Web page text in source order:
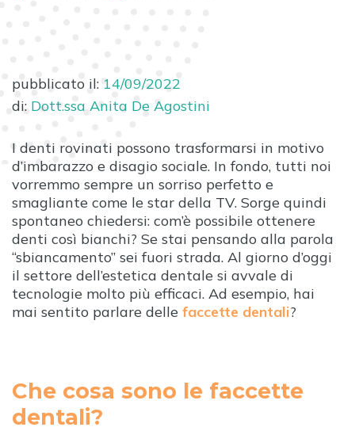
pubblicato il: 14/09/2022
di: Dott.ssa Anita De Agostini
I denti rovinati possono trasformarsi in motivo
d’imbarazzo e disagio sociale. In fondo, tutti noi
vorremmo sempre un sorriso perfetto e
smagliante come le star della TV. Sorge quindi
spontaneo chiedersi: com’è possibile ottenere
denti così bianchi? Se stai pensando alla parola
“sbiancamento” sei fuori strada. Al giorno d’oggi
il settore dell’estetica dentale si avvale di
tecnologie molto più efficaci. Ad esempio, hai
mai sentito parlare delle faccette dentali?
Che cosa sono le faccette
dentali?